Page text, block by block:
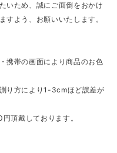
いため、誠にご面倒をおかけ
すよう、お願いいたします。
携帯の画面により商品のお色
り方により1-3cmほど誤差が
頂戴しております。